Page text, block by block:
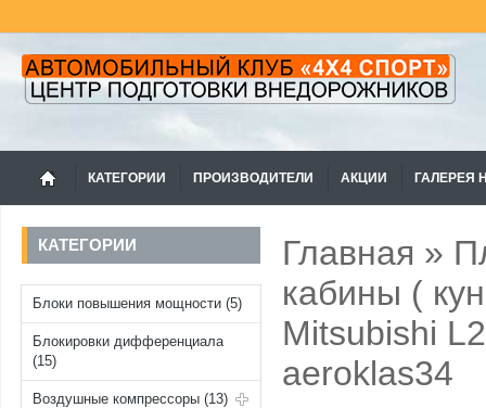
КАТЕГОРИИ ПРОИЗВОДИТЕЛИ АКЦИИ ГАЛЕРЕЯ
КАТЕГОРИИ
Блоки повышения мощности (5)
Блокировки дифференциала
(15)
Воздушные компрессоры (13)
Главная »
кабины (
Mitsubishi
aeroklas34